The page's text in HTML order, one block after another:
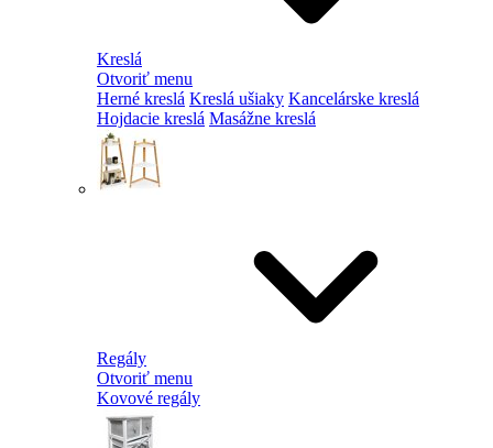
Kreslá
Otvoriť menu
Herné kreslá Kreslá ušiaky Kancelárske kreslá
Hojdacie kreslá Masážne kreslá
Regály
Otvoriť menu
Kovové regály